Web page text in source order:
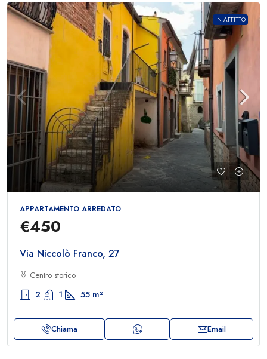
IN AFFITTO
APPARTAMENTO ARREDATO
€450
Via Niccolò Franco, 27
Centro storico
2 1 55 m²
Chiama Email